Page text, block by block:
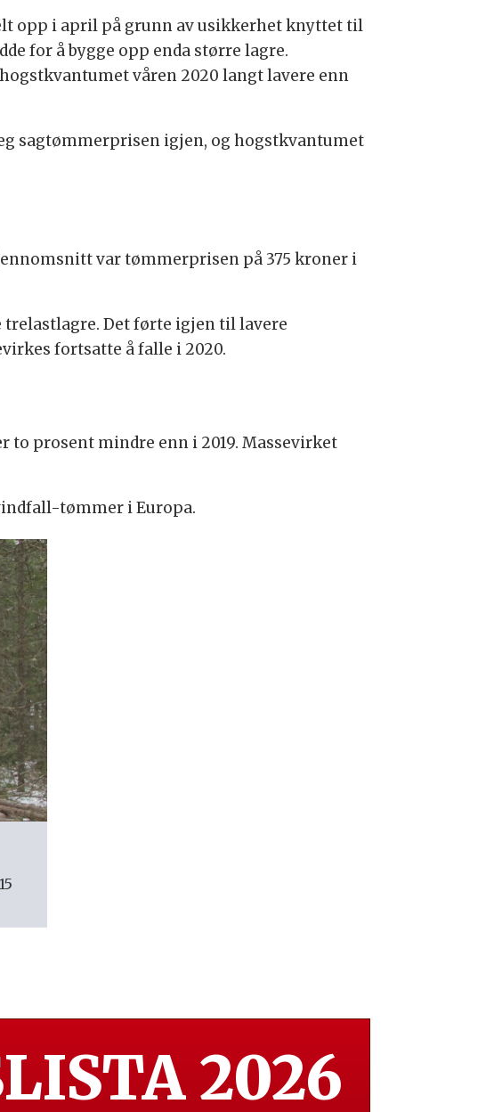
opp i april på grunn av usikkerhet knyttet til
for å bygge opp enda større lagre.
våren 2020 langt lavere enn
sagtømmerprisen igjen, og hogstkvantumet
var tømmerprisen på 375 kroner i
trelastlagre. Det førte igjen til lavere
fortsatte å falle i 2020.
to prosent mindre enn i 2019. Massevirket
tømmer i Europa.
2026